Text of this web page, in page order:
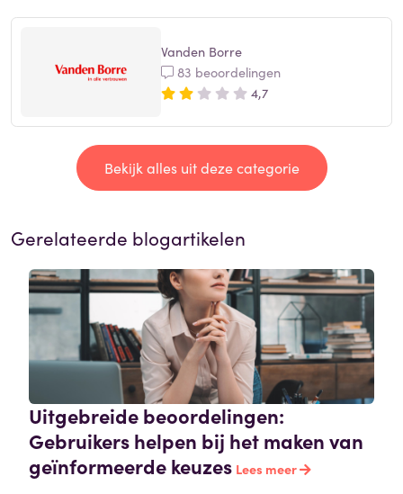
Vanden Borre
83 beoordelingen
4,7
Bekijk alles uit deze categorie
Gerelateerde blogartikelen
Uitgebreide beoordelingen:
Gebruikers helpen bij het maken van
geïnformeerde keuzes Lees meer